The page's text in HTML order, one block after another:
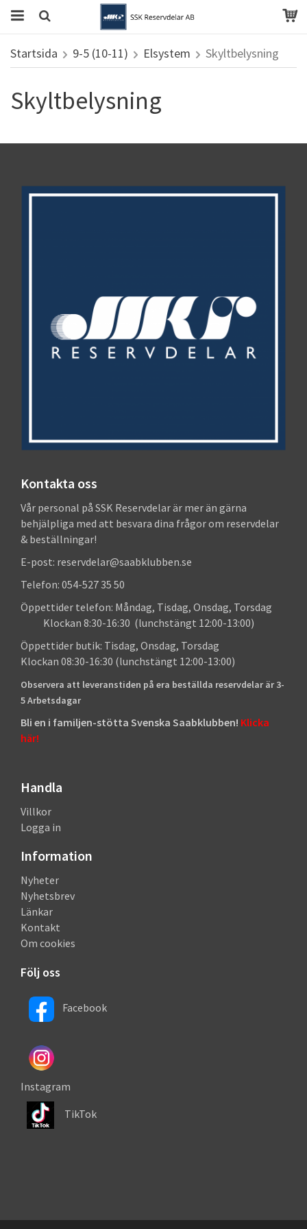
Startsida 9-5 (10-11) Elsystem Skyltbelysning
Skyltbelysning
Kontakta oss
Vår personal på SSK Reservdelar är mer än gärna
behjälpliga med att besvara dina frågor om reservdelar
& beställningar!
E-post: reservdelar@saabklubben.se
Telefon: 054-527 35 50
Öppettider telefon: Måndag, Tisdag, Onsdag, Torsdag
Klockan 8:30-16:30 (lunchstängt 12:00-13:00)
Öppettider butik: Tisdag, Onsdag, Torsdag
Klockan 08:30-16:30 (lunchstängt 12:00-13:00)
Observera att leveranstiden på era beställda reservdelar är 3-
5 Arbetsdagar
Bli en i familjen-stötta Svenska Saabklubben! Klicka
här!
Handla
Villkor
Logga in
Information
Nyheter
Nyhetsbrev
Länkar
Kontakt
Om cookies
Följ oss
Facebook
Instagram
TikTok